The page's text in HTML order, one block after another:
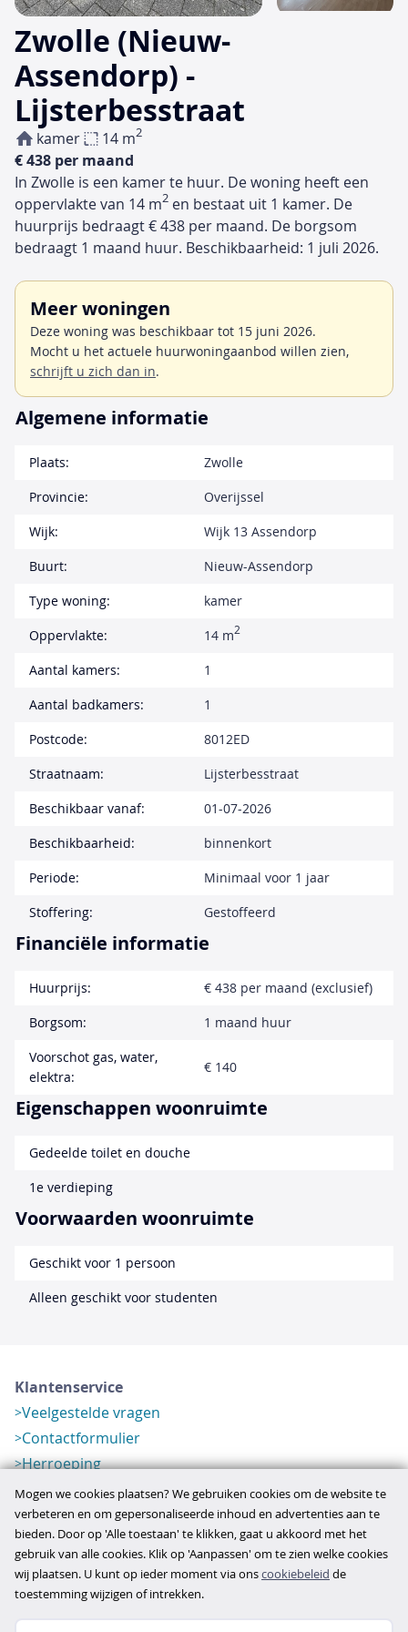
Zwolle (Nieuw-
Assendorp) -
Lijsterbesstraat
kamer 14 m2
€ 438 per maand
In Zwolle is een kamer te huur. De woning heeft een
oppervlakte van 14 m2 en bestaat uit 1 kamer. De
huurprijs bedraagt € 438 per maand. De borgsom
bedraagt 1 maand huur. Beschikbaarheid: 1 juli 2026.
Meer woningen
Deze woning was beschikbaar tot 15 juni 2026.
Mocht u het actuele huurwoningaanbod willen zien,
schrijft u zich dan in.
Algemene informatie
Plaats:
Zwolle
Provincie:
Overijssel
Wijk:
Wijk 13 Assendorp
Buurt:
Nieuw-Assendorp
Type woning:
kamer
Oppervlakte:
14 m2
Aantal kamers:
1
Aantal badkamers:
1
Postcode:
8012ED
Straatnaam:
Lijsterbesstraat
Beschikbaar vanaf:
01-07-2026
Beschikbaarheid:
binnenkort
Periode:
Minimaal voor 1 jaar
Stoffering:
Gestoffeerd
Financiële informatie
Huurprijs:
€ 438 per maand (exclusief)
Borgsom:
1 maand huur
Voorschot gas, water,
elektra:
€ 140
Eigenschappen woonruimte
Gedeelde toilet en douche
1e verdieping
Voorwaarden woonruimte
Geschikt voor 1 persoon
Alleen geschikt voor studenten
Klantenservice
Veelgestelde vragen
Contactformulier
Herroeping
Over ons
Bedrijfsgegevens
Werkwijze
Overzichten
Verlopen aanbod
Mogen we cookies plaatsen? We gebruiken cookies om de website te
verbeteren en om gepersonaliseerde inhoud en advertenties aan te
bieden. Door op 'Alle toestaan' te klikken, gaat u akkoord met het
gebruik van alle cookies. Klik op 'Aanpassen' om te zien welke cookies
wij plaatsen. U kunt op ieder moment via onscookiebeleid de
toestemming wijzigen of intrekken.